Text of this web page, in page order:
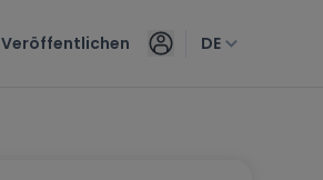
Veröffentlichen DE